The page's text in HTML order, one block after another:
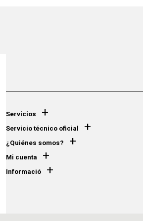
Servicios +
Servicio técnico oficial +
¿Quiénes somos? +
Mi cuenta +
Informació +